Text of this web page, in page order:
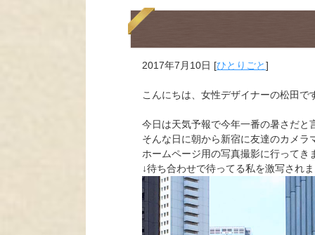
2017年7月10日 [ひとりごと]
こんにちは、女性デザイナーの松田で
今日は天気予報で今年一番の暑さだと
そんな日に朝から新宿に友達のカメラ
ホームページ用の写真撮影に行ってき
↓待ち合わせで待ってる私を激写され